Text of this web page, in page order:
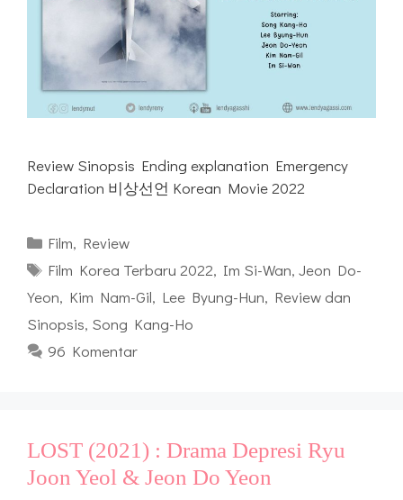
Review Sinopsis Ending explanation Emergency
Declaration 비상선언 Korean Movie 2022
Kategori
Film, Review
Tag
Film Korea Terbaru 2022, Im Si-Wan,Jeon Do-
Yeon, Kim Nam-Gil, Lee Byung-Hun, Review dan
Sinopsis, Song Kang-Ho
96 Komentar
LOST (2021) : Drama Depresi Ryu
Joon Yeol & Jeon Do Yeon